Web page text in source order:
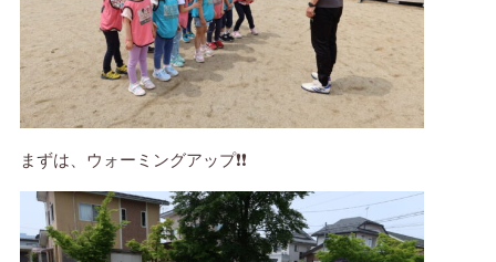
まずは、ウォーミングアップ❗❗